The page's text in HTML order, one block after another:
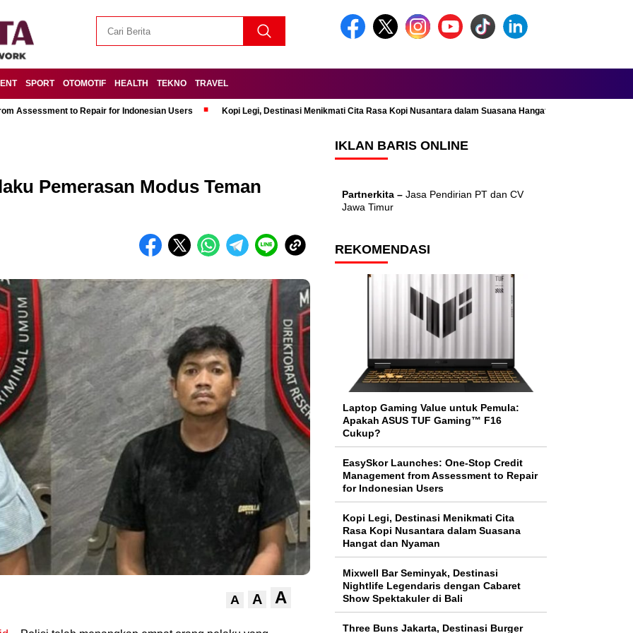
SPORT OTOMOTIF HEALTH TEKNO TRAVEL
Assessment to Repair for Indonesian Users Kopi Legi, Destinasi Menikmati Cita Rasa Kopi Nusantara dalam Suasana Hangat dan Nyaman
Pemerasan Modus Teman
A A A
IKLAN BARIS ONLINE
Partnerkita – Jasa Pendirian PT dan CV
Jawa Timur
REKOMENDASI
Laptop Gaming Value untuk Pemula:
Apakah ASUS TUF Gaming™ F16
Cukup?
EasySkor Launches: One-Stop Credit
Management from Assessment to Repair
for Indonesian Users
Kopi Legi, Destinasi Menikmati Cita
Rasa Kopi Nusantara dalam Suasana
Hangat dan Nyaman
Mixwell Bar Seminyak, Destinasi
Nightlife Legendaris dengan Cabaret
Show Spektakuler di Bali
Three Buns Jakarta, Destinasi Burger